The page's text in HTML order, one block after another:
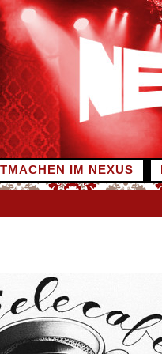
IM NEXUS